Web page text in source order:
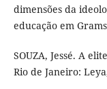
dimensões da
educação em
SOUZA, Jessé. A
Rio de Janeiro: